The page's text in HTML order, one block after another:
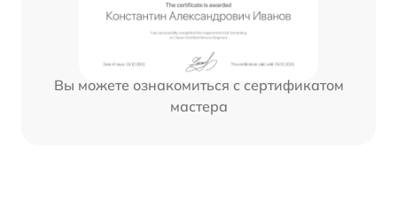
Вы можете ознакомиться с сертификатом
мастера